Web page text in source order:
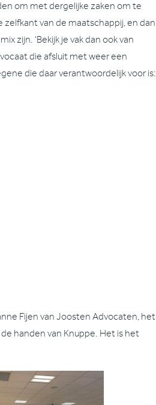
om met dergelijke zaken om te
zelfkant van de maatschappij, en dan
zijn. ‘Bekijk je vak dan ook van
die afsluit met weer een
die daar verantwoordelijk voor is:
Fijen van Joosten Advocaten, het
handen van Knuppe. Het is het